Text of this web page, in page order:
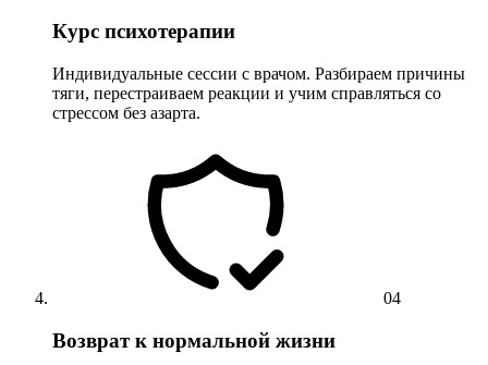
Курс психотерапии
Индивидуальные сессии с врачом. Разбираем причины
тяги, перестраиваем реакции и учим справляться со
стрессом без азарта.
04
Возврат к нормальной жизни